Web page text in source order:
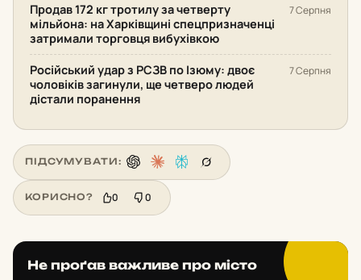
Продав 172 кг тротилу за четверту
мільйона: на Харківщині спецпризначенці
затримали торговця вибухівкою
7 Серпня
Російський удар з РСЗВ по Ізюму: двоє
чоловіків загинули, ще четверо людей
дістали поранення
7 Серпня
ПІДСУМУВАТИ:
КОРИСНО? 0 0
Не проґав важливе про місто